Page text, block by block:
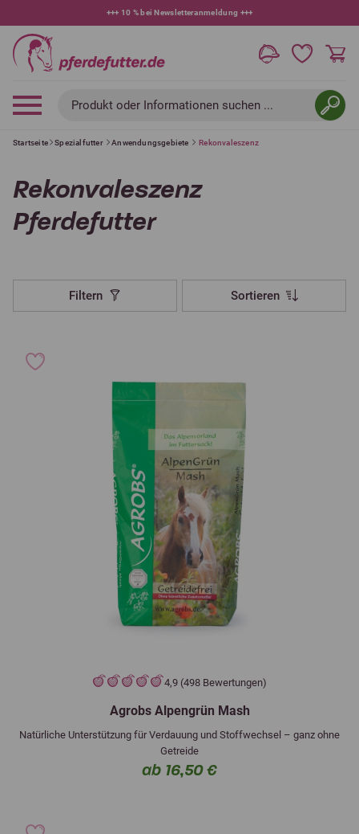
+++ 10 % bei Newsletteranmeldung +++
Produkt oder Informationen suchen ...
Startseite Spezialfutter Anwendungsgebiete Rekonvaleszenz
Rekonvaleszenz
Pferdefutter
Filtern Sortieren
4,9 (498 Bewertungen)
Agrobs Alpengrün Mash
Natürliche Unterstützung für Verdauung und Stoffwechsel – ganz ohne
Getreide
ab 16,50 €